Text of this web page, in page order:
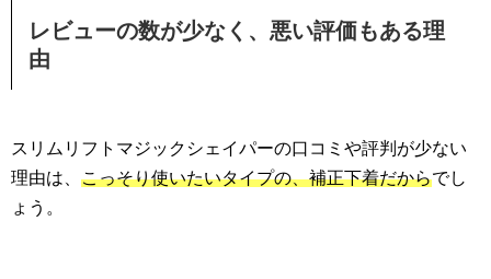
レビューの数が少なく、悪い評価もある理
由
スリムリフトマジックシェイパーの口コミや評判が少ない
理由は、 こっそり使いたいタイプの、補正下着だからでし
ょう。